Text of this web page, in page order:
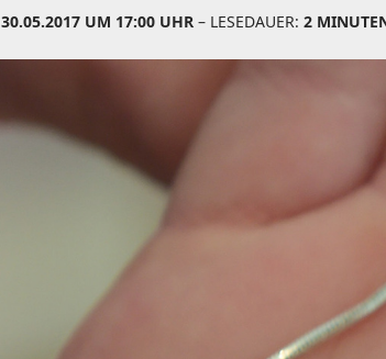
30.05.2017 UM 17:00 UHR – LESEDAUER: 2